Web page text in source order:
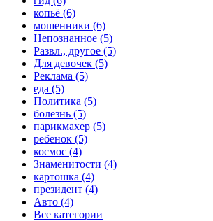
копьё (6)
мошенники (6)
Непознанное (5)
Развл., другое (5)
Для девочек (5)
Реклама (5)
еда (5)
Политика (5)
болезнь (5)
парикмахер (5)
ребенок (5)
космос (4)
Знаменитости (4)
картошка (4)
президент (4)
Авто (4)
Все категории